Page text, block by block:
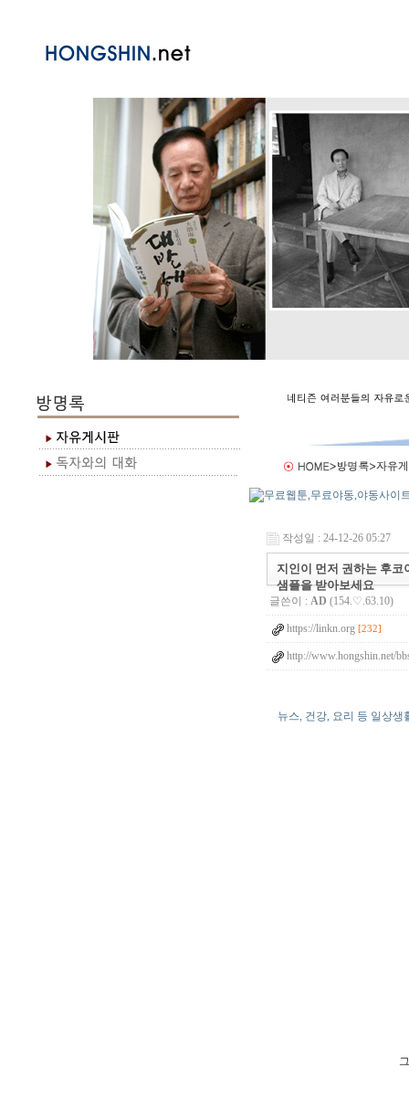
작성일 : 24-12-26 05:27
지인이 먼저 권하는 후코
샘플을 받아보세요
글쓴이 : AD (154.♡.63.10)
https://linkn.org [232]
http://www.hongshin.net/
뉴스, 건강, 요리 등 일상